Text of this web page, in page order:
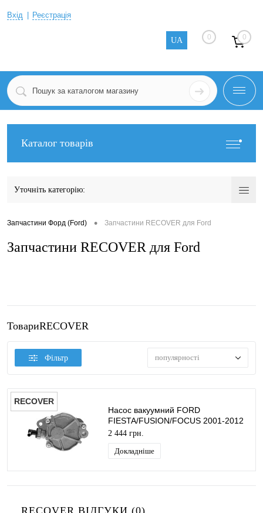
Вхід Реєстрація
UA 0 0
Каталог товарів
Уточніть категорію:
Запчастини Форд (Ford) • Запчастини RECOVER для Ford
Запчастини RECOVER для Ford
ТовариRECOVER
Фільтр популярності
RECOVER
Насос вакуумний FORD
FIESTA/FUSION/FOCUS 2001-2012
(1.6TDCI) RECOVER
2 444 грн.
Докладніше
RECOVER ВІДГУКИ (0)